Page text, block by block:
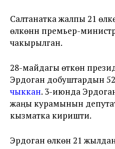
Салтанатка жалпы 21
өлкөнүн премьер-
чакырылган.
28-майдагы өткөн
Эрдоган добуштардын
чыккан. 3-июнда
жаңы курамынын
кызматка киришти.
Эрдоган өлкөнү 21